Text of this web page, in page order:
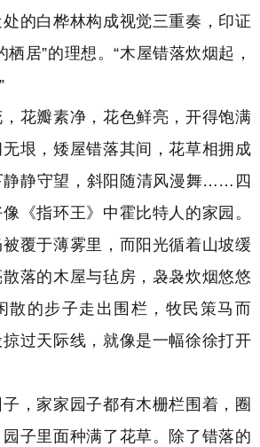
的白桦林构成视觉三重奏，印证
栖居”的理想。“木屋错落炊烟起，
花瓣素净，花色鲜亮，开得饱满
垠，矮屋错落其间，花草相拥成
静静守望，斜阳随清风漫舞…… 四
像《指环王》中霍比特人的家园。
覆于薄雾里，而阳光循着山坡缓
落的木屋与毡房，袅袅炊烟悠悠
散的步子走出围栏，牧民策马而
过天际线，就像是一幅徐徐打开
，家家园子都有木栅栏围着，圈
子里面种满了花草。
除了错落的